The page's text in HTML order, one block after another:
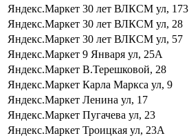
Яндекс.Маркет 30 лет ВЛКСМ ул, 173
Яндекс.Маркет 30 лет ВЛКСМ ул, 28
Яндекс.Маркет 30 лет ВЛКСМ ул, 57
Яндекс.Маркет 9 Января ул, 25А
Яндекс.Маркет В.Терешковой, 28
Яндекс.Маркет Карла Маркса ул, 9
Яндекс.Маркет Ленина ул, 17
Яндекс.Маркет Пугачева ул, 23
Яндекс.Маркет Троицкая ул, 23А